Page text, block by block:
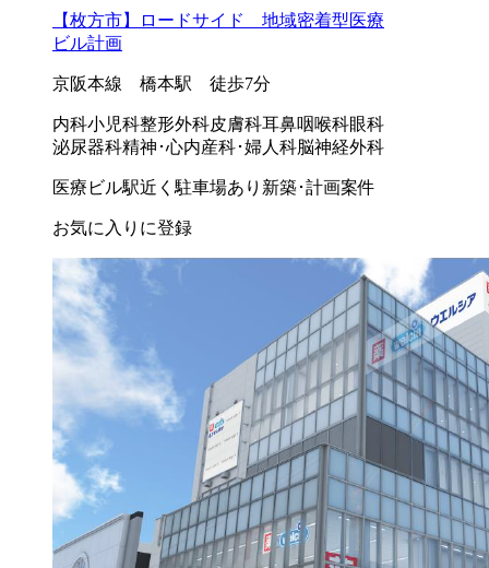
【枚方市】ロードサイド 地域密着型医療
ビル計画
京阪本線 橋本駅 徒歩7分
内科小児科整形外科皮膚科耳鼻咽喉科眼科
泌尿器科精神･心内産科･婦人科脳神経外科
医療ビル駅近く 駐車場あり 新築･計画案件
お気に入りに登録